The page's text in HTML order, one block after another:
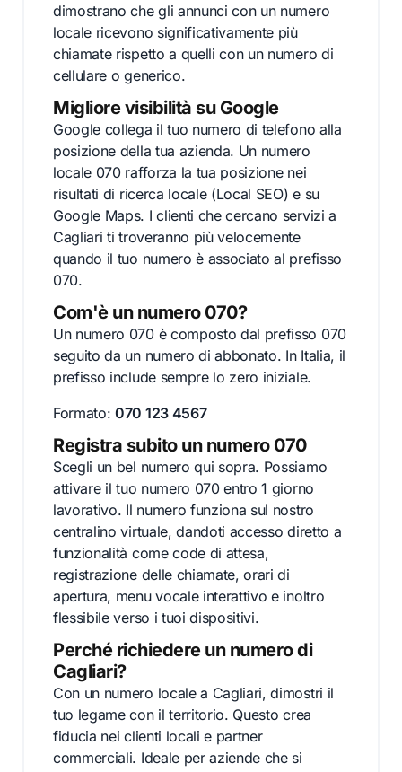
dimostrano che gli annunci con un numero
locale ricevono significativamente più
chiamate rispetto a quelli con un numero di
cellulare o generico.
Migliore visibilità su Google
Google collega il tuo numero di telefono alla
posizione della tua azienda. Un numero
locale 070 rafforza la tua posizione nei
risultati di ricerca locale (Local SEO) e su
Google Maps. I clienti che cercano servizi a
Cagliari ti troveranno più velocemente
quando il tuo numero è associato al prefisso
070.
Com'è un numero 070?
Un numero 070 è composto dal prefisso 070
seguito da un numero di abbonato. In Italia, il
prefisso include sempre lo zero iniziale.
Formato:070 123 4567
Registra subito un numero 070
Scegli un bel numero qui sopra. Possiamo
attivare il tuo numero 070 entro 1 giorno
lavorativo. Il numero funziona sul nostro
centralino virtuale, dandoti accesso diretto a
funzionalità come code di attesa,
registrazione delle chiamate, orari di
apertura, menu vocale interattivo e inoltro
flessibile verso i tuoi dispositivi.
Perché richiedere un numero di
Cagliari?
Con un numero locale a Cagliari, dimostri il
tuo legame con il territorio. Questo crea
fiducia nei clienti locali e partner
commerciali. Ideale per aziende che si